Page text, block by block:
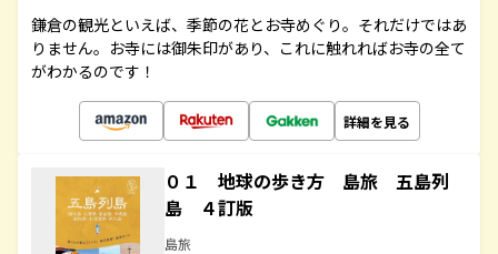
鎌倉の観光といえば、季節の花とお寺めぐり。それだけではあ
りません。お寺には御朱印があり、これに触れればお寺の全て
がわかるのです！
詳細を見る
０１ 地球の歩き方 島旅 五島列
島 ４訂版
島旅